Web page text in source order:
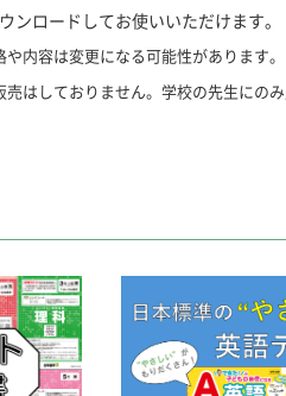
ンロードしてお使いいただけます。
刊
小判
ルカラー
品
師用書・教師用CD
内容は変更になる可能性があります。
はしておりません。学校の先生にの